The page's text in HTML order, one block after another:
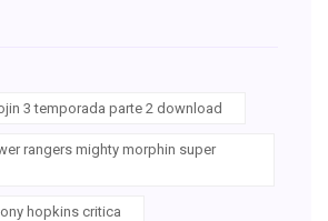
3 temporada parte 2 download
rangers mighty morphin super
hopkins critica